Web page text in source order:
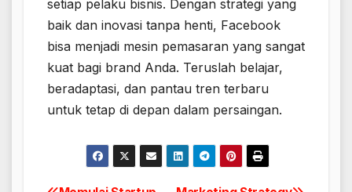
setiap pelaku bisnis. Dengan strategi yang
baik dan inovasi tanpa henti, Facebook
bisa menjadi mesin pemasaran yang sangat
kuat bagi brand Anda. Teruslah belajar,
beradaptasi, dan pantau tren terbaru
untuk tetap di depan dalam persaingan.